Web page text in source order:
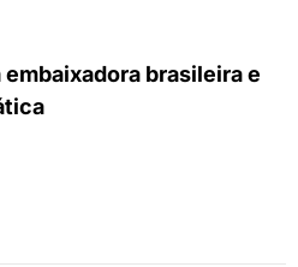
brasileira e